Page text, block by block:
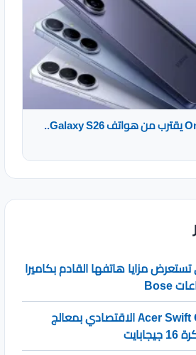
تحديث One UI 9 Beta 5 يقترب من هواتف Galaxy S26..
مزايا هاتفها القادم بكاميرا
ايسر تطلق حاسوب Acer Swift Go الاقتصادي بمعالج